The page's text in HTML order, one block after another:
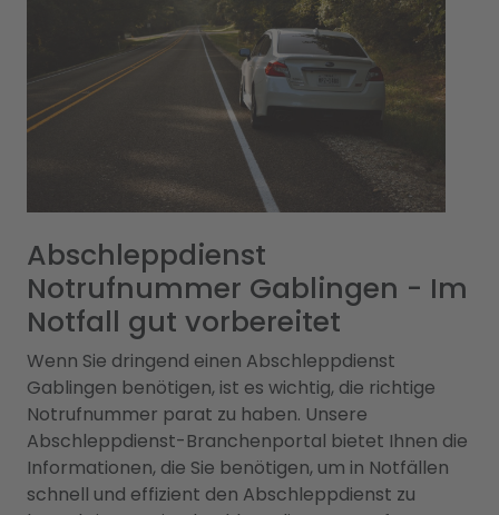
Abschleppdienst
Notrufnummer Gablingen - Im
Notfall gut vorbereitet
Wenn Sie dringend einen Abschleppdienst
Gablingen benötigen, ist es wichtig, die richtige
Notrufnummer parat zu haben. Unsere
Abschleppdienst-Branchenportal bietet Ihnen die
Informationen, die Sie benötigen, um in Notfällen
schnell und effizient den Abschleppdienst zu